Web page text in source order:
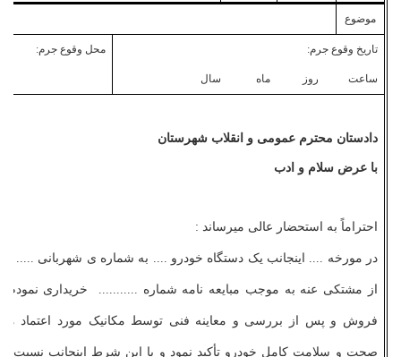
موضوع
تاریخ وقوع جرم:
ساعت روز ماه سال
محل وقوع جرم:
دادستان محترم عمومی و انقلاب شهرستان
با عرض سلام و ادب
احتراماً به استحضار عالی می­رساند :
در مورخه .... اینجانب یک دستگاه خودرو .... به شماره­ ی شهربانی .....
از مشتکی ­عنه به موجب مبایعه ­نامه شماره ........... خریداری نمودم.
فروش و پس از بررسی و معاینه فنی توسط مکانیک مورد اعتماد
صحت و سلامت کامل خودرو تأکید نمود و با این شرط اینجانب نسبت